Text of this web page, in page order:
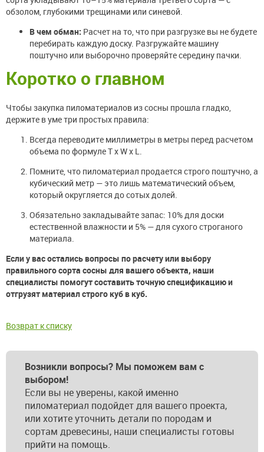
обзолом, глубокими трещинами или синевой.
В чем обман: Расчет на то, что при разгрузке вы не будете
перебирать каждую доску. Разгружайте машину
поштучно или выборочно проверяйте середину пачки.
Коротко о главном
Чтобы закупка пиломатериалов из сосны прошла гладко,
держите в уме три простых правила:
Всегда переводите миллиметры в метры перед расчетом
объема по формуле T х W х L.
Помните, что пиломатериал продается строго поштучно, а
кубический метр — это лишь математический объем,
который округляется до сотых долей.
Обязательно закладывайте запас: 10% для доски
естественной влажности и 5% — для сухого строганого
материала.
Если у вас остались вопросы по расчету или выбору
правильного сорта сосны для вашего объекта, наши
специалисты помогут составить точную спецификацию и
отгрузят материал строго куб в куб.
Возврат к списку
Возникли вопросы? Мы поможем вам с
выбором!
Если вы не уверены, какой именно
пиломатериал подойдет для вашего проекта,
или хотите уточнить детали по породам и
сортам древесины, наши специалисты готовы
прийти на помощь.